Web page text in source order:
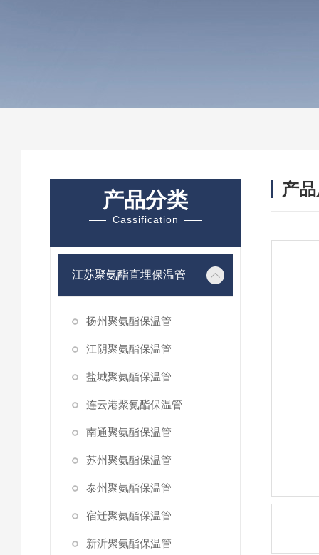
产品分类
Cassification
江苏聚氨酯直埋保温管
扬州聚氨酯保温管
江阴聚氨酯保温管
盐城聚氨酯保温管
连云港聚氨酯保温管
南通聚氨酯保温管
苏州聚氨酯保温管
泰州聚氨酯保温管
宿迁聚氨酯保温管
新沂聚氨酯保温管
产